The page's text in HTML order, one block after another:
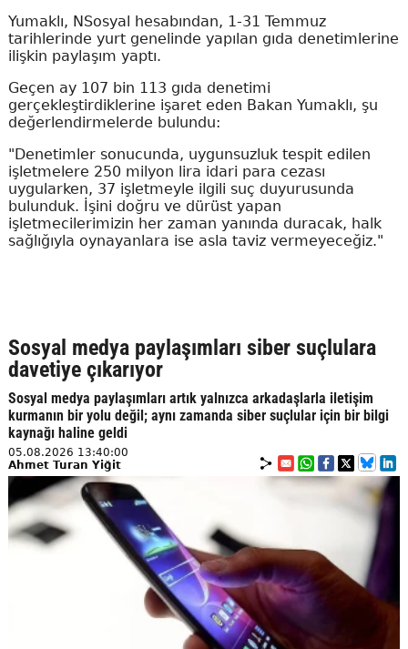
Yumaklı, NSosyal hesabından, 1-31 Temmuz
tarihlerinde yurt genelinde yapılan gıda denetimlerine
ilişkin paylaşım yaptı.
Geçen ay 107 bin 113 gıda denetimi
gerçekleştirdiklerine işaret eden Bakan Yumaklı, şu
değerlendirmelerde bulundu:
"Denetimler sonucunda, uygunsuzluk tespit edilen
işletmelere 250 milyon lira idari para cezası
uygularken, 37 işletmeyle ilgili suç duyurusunda
bulunduk. İşini doğru ve dürüst yapan
işletmecilerimizin her zaman yanında duracak, halk
sağlığıyla oynayanlara ise asla taviz vermeyeceğiz."
Sosyal medya paylaşımları siber suçlulara
davetiye çıkarıyor
Sosyal medya paylaşımları artık yalnızca arkadaşlarla iletişim
kurmanın bir yolu değil; aynı zamanda siber suçlular için bir bilgi
kaynağı haline geldi
05.08.2026 13:40:00
Ahmet Turan Yiğit